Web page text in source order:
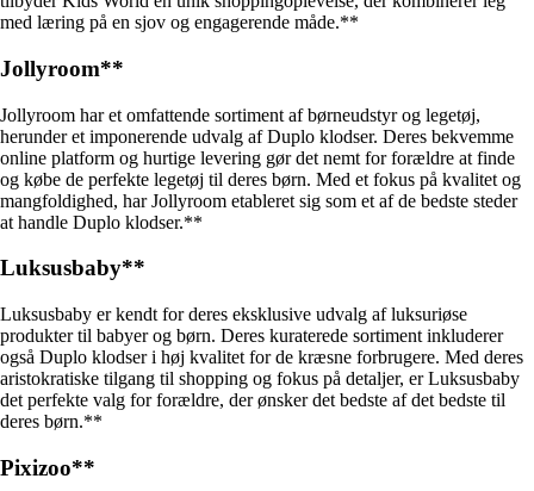
med læring på en sjov og engagerende måde.**
Jollyroom**
Jollyroom har et omfattende sortiment af børneudstyr og legetøj,
herunder et imponerende udvalg af Duplo klodser. Deres bekvemme
online platform og hurtige levering gør det nemt for forældre at finde
og købe de perfekte legetøj til deres børn. Med et fokus på kvalitet og
mangfoldighed, har Jollyroom etableret sig som et af de bedste steder
at handle Duplo klodser.**
Luksusbaby**
Luksusbaby er kendt for deres eksklusive udvalg af luksuriøse
produkter til babyer og børn. Deres kuraterede sortiment inkluderer
også Duplo klodser i høj kvalitet for de kræsne forbrugere. Med deres
aristokratiske tilgang til shopping og fokus på detaljer, er Luksusbaby
det perfekte valg for forældre, der ønsker det bedste af det bedste til
deres børn.**
Pixizoo**